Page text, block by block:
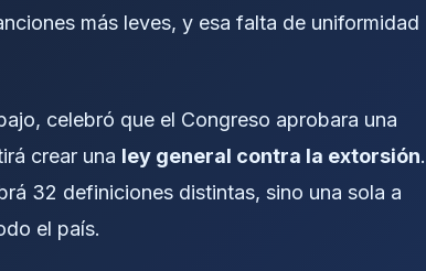
más leves, y esa falta de uniformidad
celebró que el Congreso aprobara una
crear una ley general contra la extorsión.
32 definiciones distintas, sino una sola a
el país.